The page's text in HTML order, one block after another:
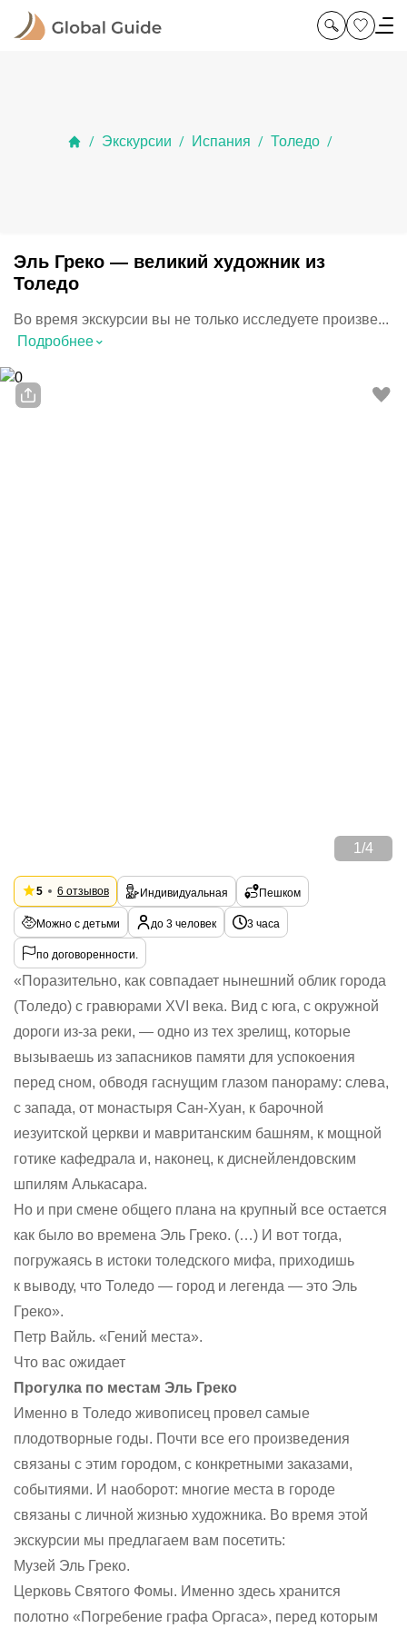
/ Экскурсии / Испания / Толедо /
Эль Греко — великий художник из
Толедо
Во время экскурсии вы не только исследуете произве...
Подробнее⌃
1 /4
5 6 отзывов Индивидуальная Пешком
Можно с детьми до 3 человек 3 часа
по договоренности.
«Поразительно, как совпадает нынешний облик города
(Толедо) с гравюрами XVI века. Вид с юга, с окружной
дороги из-за реки, — одно из тех зрелищ, которые
вызываешь из запасников памяти для успокоения
перед сном, обводя гаснущим глазом панораму: слева,
с запада, от монастыря Сан-Хуан, к барочной
иезуитской церкви и мавританским башням, к мощной
готике кафедрала и, наконец, к диснейлендовским
шпилям Алькасара.
Но и при смене общего плана на крупный все остается
как было во времена Эль Греко. (…) И вот тогда,
погружаясь в истоки толедского мифа, приходишь
к выводу, что Толедо — город и легенда — это Эль
Греко».
Петр Вайль. «Гений места».
Что вас ожидает
Прогулка по местам Эль Греко
Именно в Толедо живописец провел самые
плодотворные годы. Почти все его произведения
связаны с этим городом, с конкретными заказами,
событиями. И наоборот: многие места в городе
связаны с личной жизнью художника. Во время этой
экскурсии мы предлагаем вам посетить:
Музей Эль Греко.
Церковь Святого Фомы. Именно здесь хранится
полотно «Погребение графа Оргаса», перед которым